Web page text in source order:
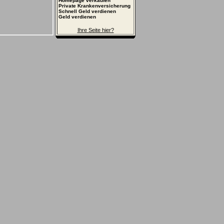
Private Krankenversicherung
Schnell Geld verdienen
Geld verdienen
Ihre Seite hier?